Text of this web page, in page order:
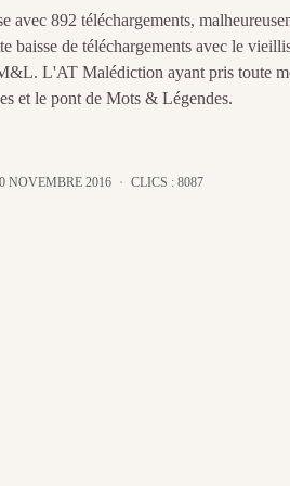
avec 892 téléchargements,
baisse de téléchargements avec le
L'AT Malédiction ayant pris toute
et le pont de Mots & Légendes.
NOVEMBRE 2016 CLICS : 8087
DE LA FUTURE